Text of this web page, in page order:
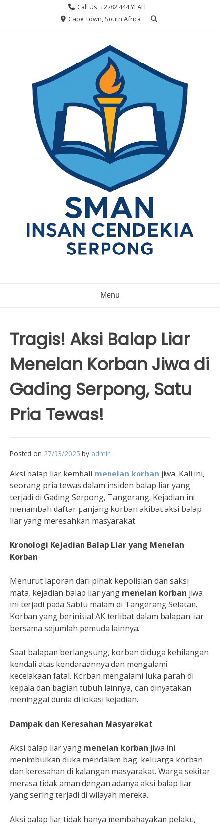
Call Us: +2782 444 YEAH
Cape Town, South Africa
Menu
Tragis! Aksi Balap Liar
Menelan Korban Jiwa di
Gading Serpong, Satu
Pria Tewas!
Posted on 27/03/2025 by admin
Aksi balap liar kembali menelan korban jiwa. Kali ini,
seorang pria tewas dalam insiden balap liar yang
terjadi di Gading Serpong, Tangerang. Kejadian ini
menambah daftar panjang korban akibat aksi balap
liar yang meresahkan masyarakat.
Kronologi Kejadian Balap Liar yang Menelan
Korban
Menurut laporan dari pihak kepolisian dan saksi
mata, kejadian balap liar yang menelan korban jiwa
ini terjadi pada Sabtu malam di Tangerang Selatan.
Korban yang berinisial AK terlibat dalam balapan liar
bersama sejumlah pemuda lainnya.
Saat balapan berlangsung, korban diduga kehilangan
kendali atas kendaraannya dan mengalami
kecelakaan fatal. Korban mengalami luka parah di
kepala dan bagian tubuh lainnya, dan dinyatakan
meninggal dunia di lokasi kejadian.
Dampak dan Keresahan Masyarakat
Aksi balap liar yang menelan korban jiwa ini
menimbulkan duka mendalam bagi keluarga korban
dan keresahan di kalangan masyarakat. Warga sekitar
merasa tidak aman dengan adanya aksi balap liar
yang sering terjadi di wilayah mereka.
Aksi balap liar tidak hanya membahayakan pelaku,